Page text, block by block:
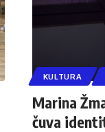
KULTURA
Marina
čuva